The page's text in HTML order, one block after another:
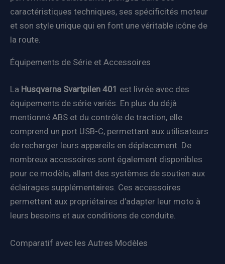
Équipements de Série et Accessoires
La Husqvarna Svartpilen 401 est livrée avec des
équipements de série variés. En plus du déjà
mentionné ABS et du contrôle de traction, elle
comprend un port USB-C, permettant aux utilisateurs
de recharger leurs appareils en déplacement. De
nombreux accessoires sont également disponibles
pour ce modèle, allant des systèmes de soutien aux
éclairages supplémentaires. Ces accessoires
permettent aux propriétaires d’adapter leur moto à
leurs besoins et aux conditions de conduite.
Comparatif avec les Autres Modèles